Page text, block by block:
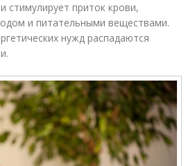
стимулирует приток крови,
и питательными веществами.
нужд распадаются